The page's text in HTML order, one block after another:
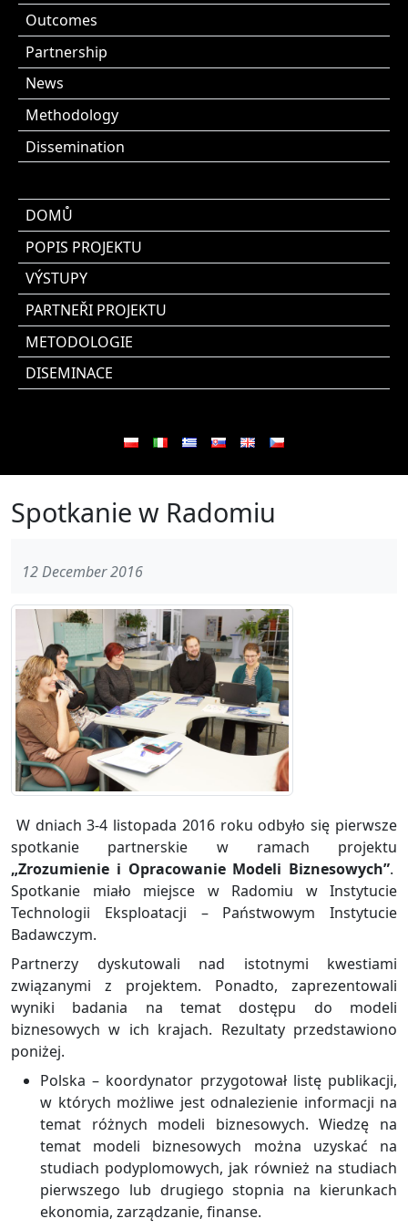
Outcomes
Partnership
News
Methodology
Dissemination
DOMŮ
POPIS PROJEKTU
VÝSTUPY
PARTNEŘI PROJEKTU
METODOLOGIE
DISEMINACE
Spotkanie w Radomiu
12 December 2016
W dniach 3-4 listopada 2016 roku odbyło się pierwsze
spotkanie partnerskie w ramach projektu
„Zrozumienie i Opracowanie Modeli Biznesowych”.
Spotkanie miało miejsce w Radomiu w Instytucie
Technologii Eksploatacji – Państwowym Instytucie
Badawczym.
Partnerzy dyskutowali nad istotnymi kwestiami
związanymi z projektem. Ponadto, zaprezentowali
wyniki badania na temat dostępu do modeli
biznesowych w ich krajach. Rezultaty przedstawiono
poniżej.
Polska – koordynator przygotował listę publikacji,
w których możliwe jest odnalezienie informacji na
temat różnych modeli biznesowych. Wiedzę na
temat modeli biznesowych można uzyskać na
studiach podyplomowych, jak również na studiach
pierwszego lub drugiego stopnia na kierunkach
ekonomia, zarządzanie, finanse.